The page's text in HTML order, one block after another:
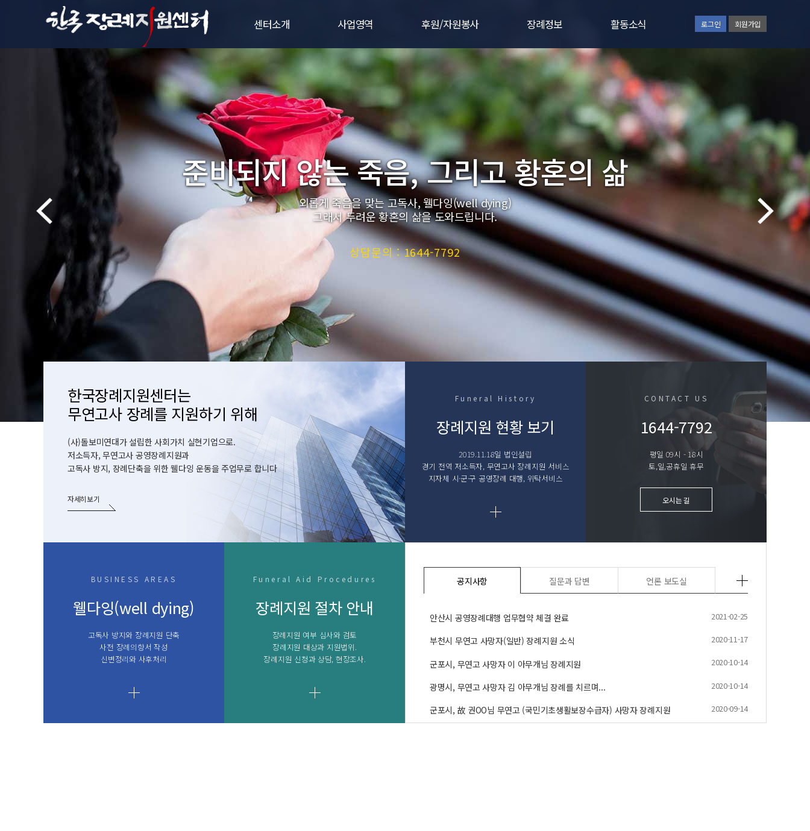
센터소개
센터소개
인사말
연혁
비전과 핵심가치
설립인허가
조직도
오시는 길
사업영역
주요사업
웰다잉 사업
장례지원 사업
사후처리 사업
후원/자원봉사
후원/자원봉사
후원하시는 분
협약.제휴사
장례정보
법률정책
서류양식
질의응답
활동소식
공지사항
장례소식
활동소식
영상자료실
언론보도
일정안내
로그인 회원가입
준비되지 않는 죽음, 그리고 황혼의 삶
외롭게 죽음을 맞는 고독사, 웰다잉(well dying)
그래서 두려운 황혼의 삶을 도와드립니다.
상담문의 : 1644-7792
한국장례지원센터는
무연고사 장례를 지원하기 위해
(사)돌보미연대가 설립한 사회가치 실현기업으로.
저소득자, 무연고사 공영장례지원과
고독사 방지, 장례단축을 위한 웰다잉 운동을 주업무로 합니다
자세히보기
Funeral History
장례지원 현황 보기
2019.11.18일 법인설립
경기 전역 저소득자, 무연고사 장례지원 서비스
지자체 시·군·구 공영장례 대행, 위탁서비스
CONTACT US
1644-7792
평일 09시 - 18시
토,일,공휴일 휴무
오시는 길
BUSINESS AREAS
웰다잉(well dying)
고독사 방지와 장례지원 단축
사전 장례의향서 작성
신변정리와 사후처리
Funeral Aid Procedures
장례지원 절차 안내
장례지원 여부 심사와 검토
장례지원 대상과 지원법위.
장례지원 신청과 상담, 현장조사.
공지사항 질문과 답변 언론 보도실
안산시 공영장례대행 업무협약 체결 완료 2021-02-25
부천시 무연고 사망자(일반) 장례지원 소식 2020-11-17
군포시, 무연고 사망자 이 아무개님 장례지원 2020-10-14
광명시, 무연고 사망자 김 아무개님 장례를 치르며... 2020-10-14
군포시, 故 권OO님 무연고 (국민기초생활보장수급자) 사망자 장례지원 2020-09-14